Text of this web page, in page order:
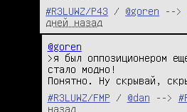
#R3LUWZ/P43
/ @goren -->
дней назад
@goren
>я был оппозиционером
стало модно!
Понятно. Ну скрывай,
#R3LUWZ/FMP
/ @dan -->
назад